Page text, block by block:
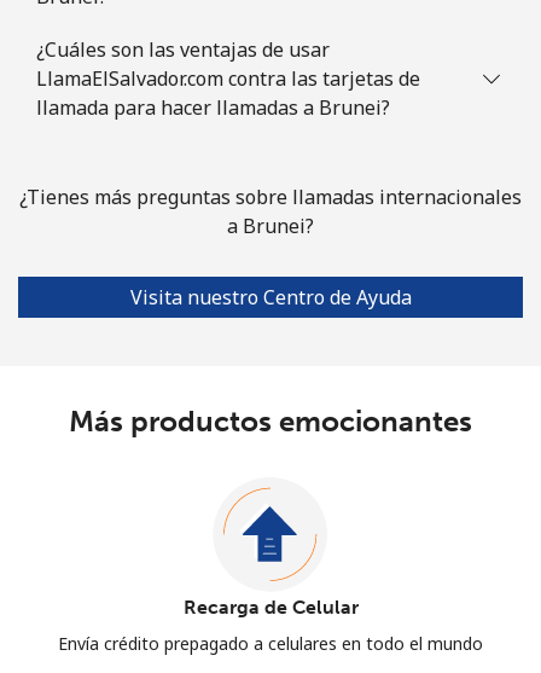
¿Cuáles son las ventajas de usar
LlamaElSalvador.com contra las tarjetas de
llamada para hacer llamadas a Brunei?
¿Tienes más preguntas sobre llamadas internacionales
a Brunei?
Visita nuestro Centro de Ayuda
Más productos emocionantes
Recarga de Celular
Envía crédito prepagado a celulares en todo el mundo